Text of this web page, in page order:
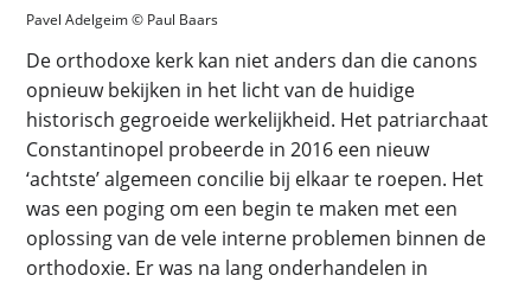
Pavel Adelgeim © Paul Baars
De orthodoxe kerk kan niet anders dan die canons
opnieuw bekijken in het licht van de huidige
historisch gegroeide werkelijkheid. Het patriarchaat
Constantinopel probeerde in 2016 een nieuw
‘achtste’ algemeen concilie bij elkaar te roepen. Het
was een poging om een begin te maken met een
oplossing van de vele interne problemen binnen de
orthodoxie. Er was na lang onderhandelen in